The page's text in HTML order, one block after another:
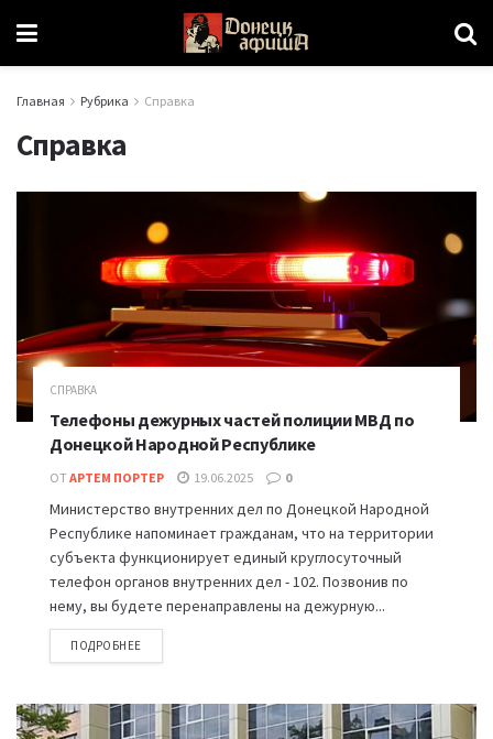
Главная Рубрика Справка
Справка
СПРАВКА
Телефоны дежурных частей полиции МВД по
Донецкой Народной Республике
ОТ АРТЕМ ПОРТЕР 19.06.2025 0
Министерство внутренних дел по Донецкой Народной
Республике напоминает гражданам, что на территории
субъекта функционирует единый круглосуточный
телефон органов внутренних дел - 102. Позвонив по
нему, вы будете перенаправлены на дежурную...
ПОДРОБНЕЕ